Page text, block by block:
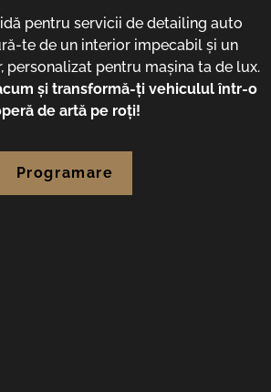
pentru servicii de detailing auto
te de un interior impecabil și un
personalizat pentru mașina ta de lux.
și transformă-ți vehiculul într-o
de artă pe roți!
Programare